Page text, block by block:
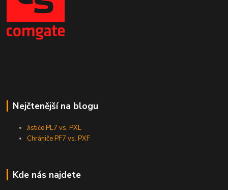
Nejčtenější na blogu
Jističe PL7 vs. PXL
Chrániče PF7 vs. PXF
Kde nás najdete